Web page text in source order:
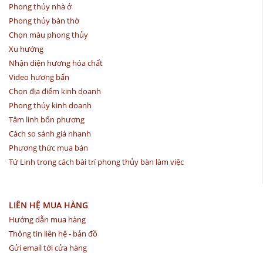
Phong thủy nhà ở
Phong thủy bàn thờ
Chọn màu phong thủy
Xu hướng
Nhận diện hương hóa chất
Video hương bẩn
Chọn địa điểm kinh doanh
Phong thủy kinh doanh
Tâm linh bốn phương
Cách so sánh giá nhanh
Phương thức mua bán
Tứ Linh trong cách bài trí phong thủy bàn làm việc
LIÊN HỆ MUA HÀNG
Hướng dẫn mua hàng
Thông tin liên hệ - bản đồ
Gửi email tới cửa hàng